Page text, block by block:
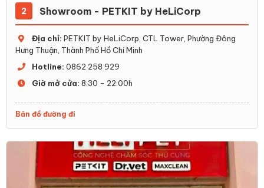
2 Showroom - PETKIT by HeLiCorp
Địa chỉ: PETKIT by HeLiCorp, CTL Tower, Phường Đông
Hưng Thuận, Thành Phố Hồ Chí Minh
Hotline: 0862 258 929
Giờ mở cửa: 8:30 - 22:00h
Bản đồ đường đi